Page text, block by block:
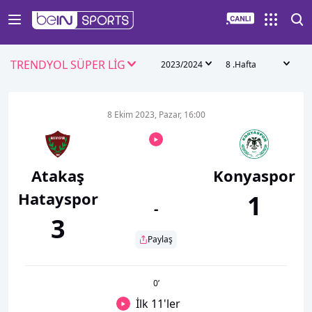
TRENDYOL SÜPER LİG 2023/2024 8 .Hafta
Atakaş
Hatayspor
3
8 Ekim 2023, Pazar, 16:00
-
Paylaş
Konyaspor
1
0’
İlk 11'ler